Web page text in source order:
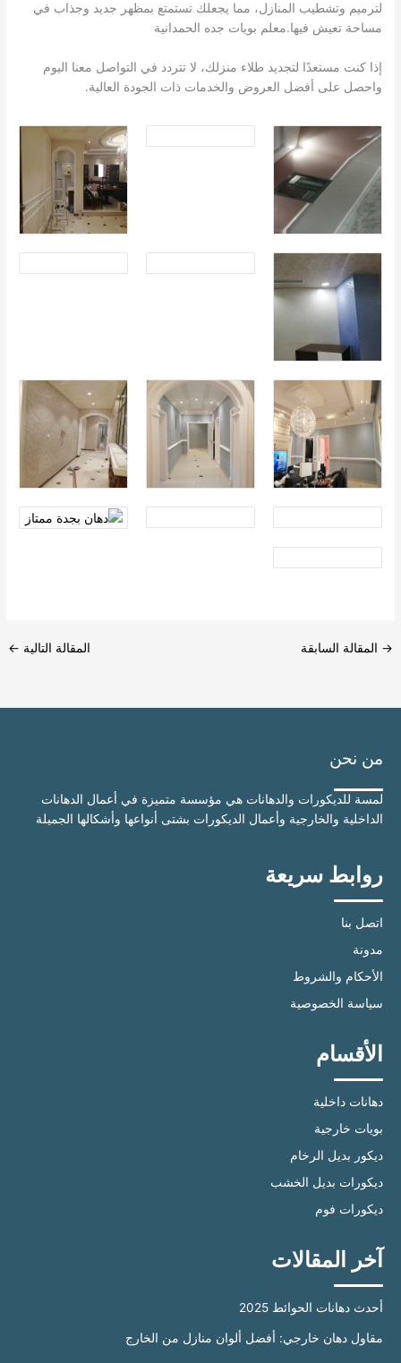
لترميم وتشطيب المنازل، مما يجعلك تستمتع بمظهر جديد وجذاب في
مساحة تعيش فيها.معلم بويات جده الحمدانية
إذا كنت مستعدًا لتجديد طلاء منزلك، لا تتردد في التواصل معنا اليوم
واحصل على أفضل العروض والخدمات ذات الجودة العالية.
→ المقالة السابقة المقالة التالية ←
من نحن
لمسة للديكورات والدهانات هي مؤسسة متميزة في أعمال الدهانات
الداخلية والخارجية وأعمال الديكورات بشتى أنواعها وأشكالها الجميلة
روابط سريعة
اتصل بنا
مدونة
الأحكام والشروط
سياسة الخصوصية
الأقسام
دهانات داخلية
بويات خارجية
ديكور بديل الرخام
ديكورات بديل الخشب
ديكورات فوم
آخر المقالات
أحدث دهانات الحوائط 2025
مقاول دهان خارجي: أفضل ألوان منازل من الخارج